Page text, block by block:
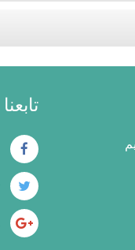
تابعنا